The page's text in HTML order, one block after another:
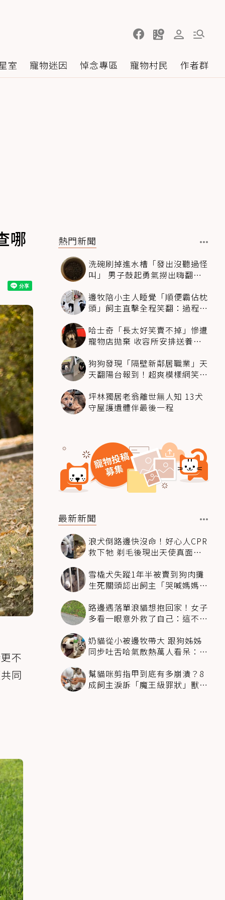
室 寵物迷因 悼念專區 寵物村民 作者群
哪
不
同
熱門新聞
洗碗刷掉進水槽「發出沒聽過怪
叫」 男子鼓起勇氣撈出嗨翻：
邊牧陪小主人睡覺「順便霸佔枕
頭」飼主直擊全程笑翻：過程絲
哈士奇「長太好笑賣不掉」慘遭
寵物店拋棄 收容所安排送養活
狗狗發現「隔壁新鄰居職業」天
天翻陽台報到！超爽模樣網笑
坪林獨居老翁離世無人知 13犬
守屋護遺體伴最後一程
最新新聞
浪犬倒路邊快沒命！好心人CPR
救下牠 剃毛後現出天使真面目
雪橇犬失蹤1年半被賣到狗肉攤
生死關頭認出飼主「哭喊媽媽」
路邊遇落單浪貓想抱回家！女子
多看一眼意外救了自己：這不能
奶貓從小被邊牧帶大 跟狗姊姊
同步吐舌哈氣散熱萬人看呆：靈
幫貓咪剪指甲到底有多崩潰？8
成飼主淚訴「魔王級罪狀」獸醫